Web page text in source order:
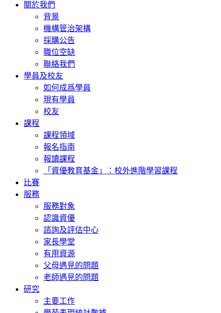
關於我們
背景
機構管治架構
採購公告
職位空缺
聯絡我們
學員及校友
如何成爲學員
現有學員
校友
課程
課程領域
報名指南
報讀課程
「資優教育基金」：校外進階學習課程
比賽
服務
服務對象
認識資優
諮詢及評估中心
家長學堂
有用資源
父母遇見的問題
老師遇見的問題
研究
主要工作